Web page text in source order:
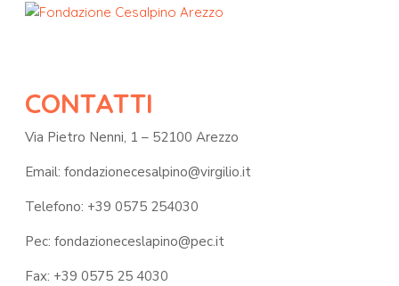
CONTATTI
Via Pietro Nenni, 1 – 52100 Arezzo
Email: fondazionecesalpino@virgilio.it
Telefono: +39 0575 254030
Pec: fondazioneceslapino@pec.it
Fax: +39 0575 25 4030